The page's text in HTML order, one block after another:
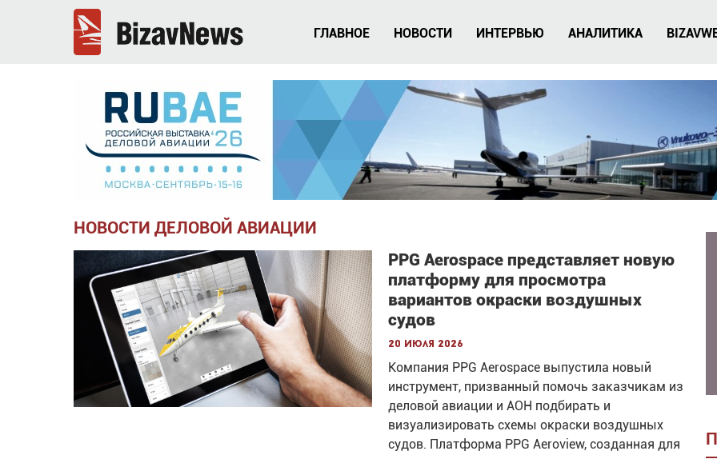
ГЛАВНОЕ НОВОСТИ ИНТЕРВЬЮ АНАЛИТИКА
НОВОСТИ ДЕЛОВОЙ АВИАЦИИ
PPG Aerospace представляет новую
платформу для просмотра
вариантов окраски воздушных
судов
20 июля 2026
Компания PPG Aerospace выпустила новый
инструмент, призванный помочь заказчикам из
деловой авиации и АОН подбирать и
визуализировать схемы окраски воздушных
судов. Платформа PPG Aeroview, созданная для